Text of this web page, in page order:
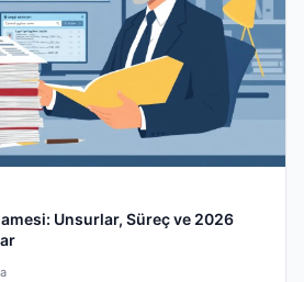
Unsurlar, Süreç ve 2026